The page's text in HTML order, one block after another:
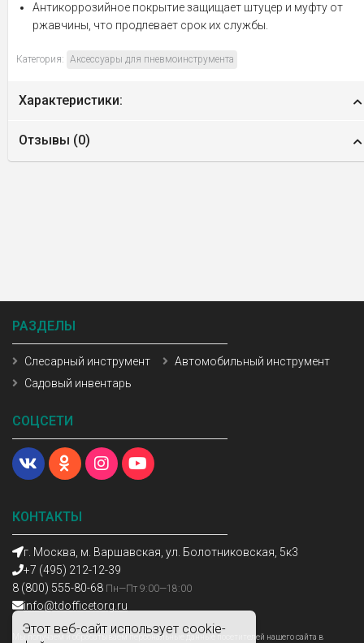
Этот веб-сайт использует cookie-
Антикоррозийное покрытие защищает штуцер и муфту от
ржавчины, что продлевает срок их службы.
Категория: Аксессуары для пневмоинструмента
Характеристики:
Отзывы (0)
КОНТАКТЫ
г. Москва, м. Варшавская, ул. Болотниковская, 5к3
+7 (495) 212-12-39
8 (800) 555-80-68 Пн—Пт 9:00—18:00
info@tdofficetorg.ru
Мы получаем и обрабатываем персональные данные посетителей нашего сайта в
РАЗДЕЛЫ
Слесарный инструмент
Автомобильный инструмент
Садовый инвентарь
СОЦСЕТИ